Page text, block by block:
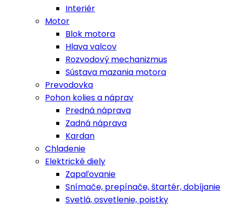
Interiér
Motor
Blok motora
Hlava valcov
Rozvodový mechanizmus
Sústava mazania motora
Prevodovka
Pohon kolies a náprav
Predná náprava
Zadná náprava
Kardan
Chladenie
Elektrické diely
Zapaľovanie
Snímače, prepínače, štartér, dobíjanie
Svetlá, osvetlenie, poistky